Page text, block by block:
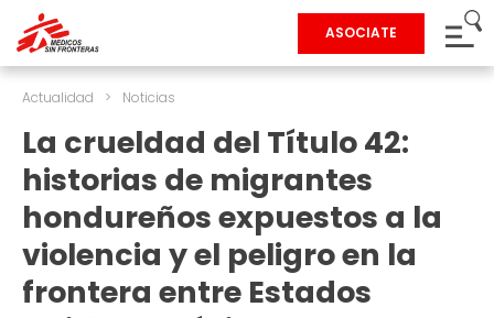
ASOCIATE
Actualidad > Noticias
La crueldad del Título 42:
historias de migrantes
hondureños expuestos a la
violencia y el peligro en la
frontera entre Estados